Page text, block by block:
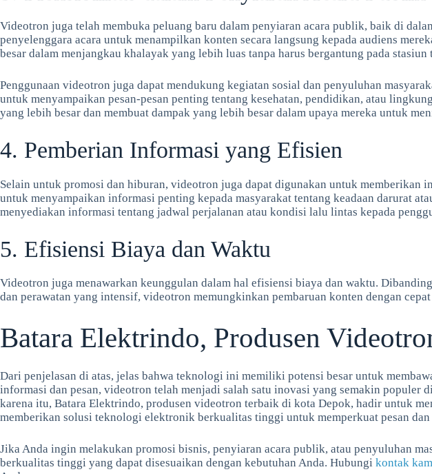
Videotron juga telah membuka peluang baru dalam penyiaran acara publik, baik di
penyelenggara acara untuk menampilkan konten secara langsung kepada audiens
besar dalam menjangkau khalayak yang lebih luas tanpa harus bergantung pada
Penggunaan videotron juga dapat mendukung kegiatan sosial dan penyuluhan
untuk menyampaikan pesan-pesan penting tentang kesehatan, pendidikan, atau
yang lebih besar dan membuat dampak yang lebih besar dalam upaya mereka untuk
4. Pemberian Informasi yang Efisien
Selain untuk promosi dan hiburan, videotron juga dapat digunakan untuk
untuk menyampaikan informasi penting kepada masyarakat tentang keadaan darurat
menyediakan informasi tentang jadwal perjalanan atau kondisi lalu lintas kepada
5. Efisiensi Biaya dan Waktu
Videotron juga menawarkan keunggulan dalam hal efisiensi biaya dan waktu.
dan perawatan yang intensif, videotron memungkinkan pembaruan konten dengan
Batara Elektrindo, Produsen
Dari penjelasan di atas, jelas bahwa teknologi ini memiliki potensi besar untuk
informasi dan pesan, videotron telah menjadi salah satu inovasi yang semakin
karena itu, Batara Elektrindo, produsen videotron terbaik di kota Depok, hadir untuk
memberikan solusi teknologi elektronik berkualitas tinggi untuk memperkuat pesan
Jika Anda ingin melakukan promosi bisnis, penyiaran acara publik, atau penyuluhan
berkualitas tinggi yang dapat disesuaikan dengan kebutuhan Anda. Hubungi kontak